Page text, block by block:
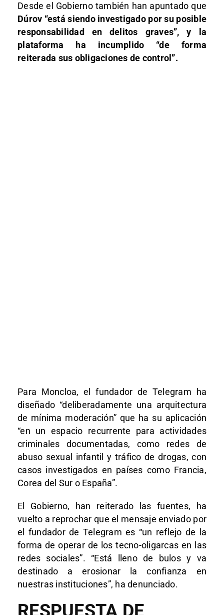
Desde el Gobierno también han apuntado que
Dúrov “está siendo investigado por su posible
responsabilidad en delitos graves”, y la
plataforma ha incumplido “de forma
reiterada sus obligaciones de control”.
Para Moncloa, el fundador de Telegram ha
diseñado “deliberadamente una arquitectura
de mínima moderación” que ha su aplicación
“en un espacio recurrente para actividades
criminales documentadas, como redes de
abuso sexual infantil y tráfico de drogas, con
casos investigados en países como Francia,
Corea del Sur o España”.
El Gobierno, han reiterado las fuentes, ha
vuelto a reprochar que el mensaje enviado por
el fundador de Telegram es “un reflejo de la
forma de operar de los tecno-oligarcas en las
redes sociales”. “Está lleno de bulos y va
destinado a erosionar la confianza en
nuestras instituciones”, ha denunciado.